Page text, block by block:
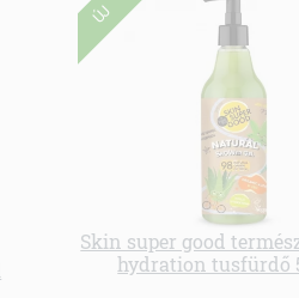
ÚJ
Skin super good
hydration tusfürdő